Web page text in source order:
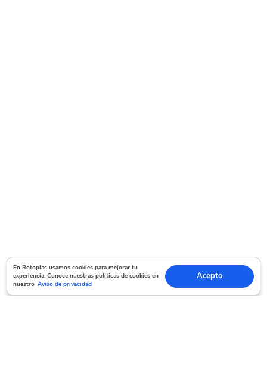
En Rotoplas usamos cookies para mejorar tu experiencia. Conoce nuestras políticas
de cookies en nuestro Aviso de privacidad Acepto
En Rotoplas usamos cookies para mejorar tu
experiencia. Conoce nuestras políticas de cookies en
nuestro Aviso de privacidad
Acepto